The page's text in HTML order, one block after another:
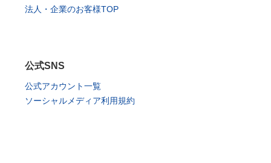
法人・企業のお客様TOP
公式SNS
公式アカウント一覧
ソーシャルメディア利用規約